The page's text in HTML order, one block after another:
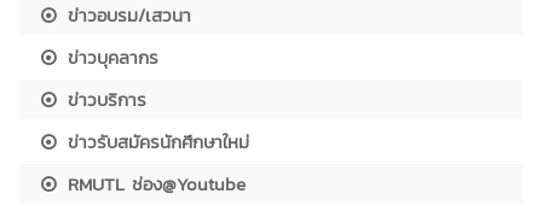
ข่าวอบรม/เสวนา
ข่าวบุคลากร
ข่าวบริการ
ข่าวรับสมัครนักศึกษาใหม่
RMUTL ช่อง@Youtube